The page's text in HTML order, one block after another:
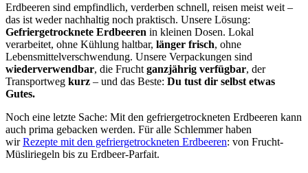
Erdbeeren sind empfindlich, verderben schnell, reisen meist weit –
das ist weder nachhaltig noch praktisch. Unsere Lösung:
Gefriergetrocknete Erdbeeren in kleinen Dosen. Lokal
verarbeitet, ohne Kühlung haltbar, länger frisch, ohne
Lebensmittelverschwendung. Unsere Verpackungen sind
wiederverwendbar, die Frucht ganzjährig verfügbar, der
Transportweg kurz – und das Beste: Du tust dir selbst etwas
Gutes.
Noch eine letzte Sache: Mit den gefriergetrockneten Erdbeeren kann
auch prima gebacken werden. Für alle Schlemmer haben
wirRezepte mit den gefriergetrockneten Erdbeeren: von Frucht-
Müsliriegeln bis zu Erdbeer-Parfait.